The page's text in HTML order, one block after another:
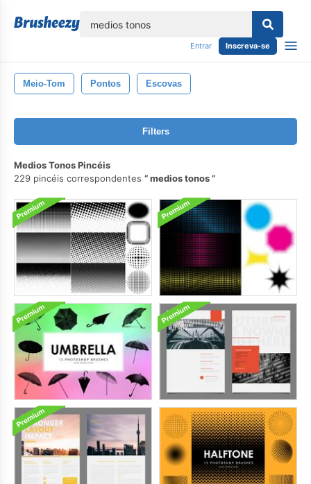
Entrar Inscreva-se
Meio-Tom Pontos Escovas
Filters
Medios Tonos Pincéis
229 pincéis correspondentes
medios tonos